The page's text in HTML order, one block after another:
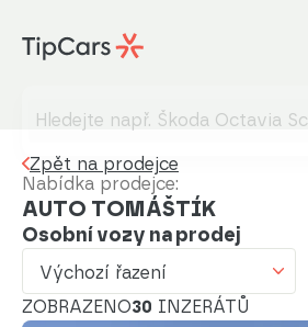
Zpět na prodejce
Nabídka prodejce:
AUTO TOMÁŠTÍK
Osobní vozy na prodej
Výchozí řazení
Výchozí řazení
Od nejdražšího
Od nejmenšího nájezdu
Od nejvyššího nájezdu
Od nejstaršího vozu
Od nejnovějšího vozu
ZOBRAZENO30 INZERÁTŮ